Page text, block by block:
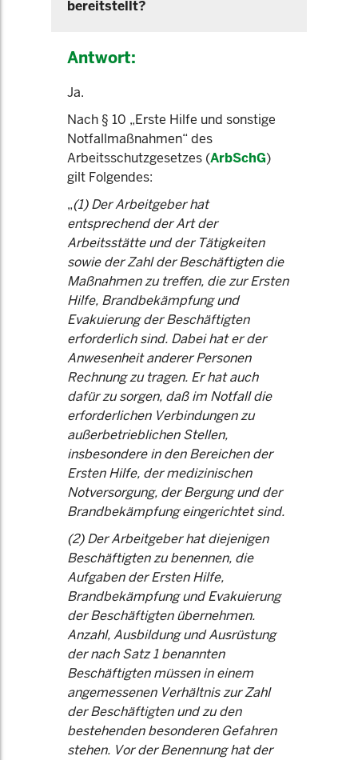
bereitstellt?
Antwort:
Ja.
Nach § 10 „Erste Hilfe und sonstige
Notfallmaßnahmen“ des
Arbeitsschutzgesetzes (ArbSchG)
gilt Folgendes:
„(1) Der Arbeitgeber hat
entsprechend der Art der
Arbeitsstätte und der Tätigkeiten
sowie der Zahl der Beschäftigten die
Maßnahmen zu treffen, die zur Ersten
Hilfe, Brandbekämpfung und
Evakuierung der Beschäftigten
erforderlich sind. Dabei hat er der
Anwesenheit anderer Personen
Rechnung zu tragen. Er hat auch
dafür zu sorgen, daß im Notfall die
erforderlichen Verbindungen zu
außerbetrieblichen Stellen,
insbesondere in den Bereichen der
Ersten Hilfe, der medizinischen
Notversorgung, der Bergung und der
Brandbekämpfung eingerichtet sind.
(2) Der Arbeitgeber hat diejenigen
Beschäftigten zu benennen, die
Aufgaben der Ersten Hilfe,
Brandbekämpfung und Evakuierung
der Beschäftigten übernehmen.
Anzahl, Ausbildung und Ausrüstung
der nach Satz 1 benannten
Beschäftigten müssen in einem
angemessenen Verhältnis zur Zahl
der Beschäftigten und zu den
bestehenden besonderen Gefahren
stehen. Vor der Benennung hat der